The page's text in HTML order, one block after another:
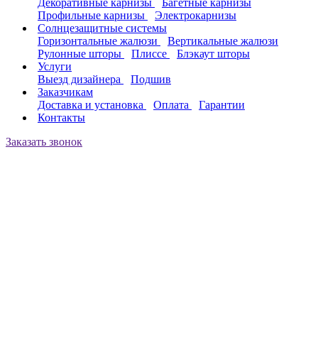
Декоративные карнизы
Багетные карнизы
Профильные карнизы
Электрокарнизы
Солнцезащитные системы
Горизонтальные жалюзи
Вертикальные жалюзи
Рулонные шторы
Плиссе
Блэкаут шторы
Услуги
Выезд дизайнера
Подшив
Заказчикам
Доставка и установка
Оплата
Гарантии
Контакты
Заказать звонок